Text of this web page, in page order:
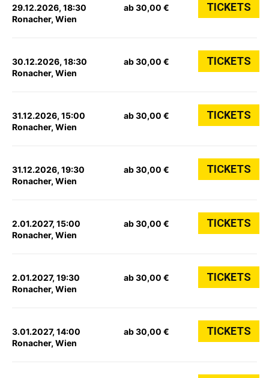
29.12.2026, 18:30
Ronacher, Wien
ab 30,00 € TICKETS
30.12.2026, 18:30
Ronacher, Wien
ab 30,00 € TICKETS
31.12.2026, 15:00
Ronacher, Wien
ab 30,00 € TICKETS
31.12.2026, 19:30
Ronacher, Wien
ab 30,00 € TICKETS
2.01.2027, 15:00
Ronacher, Wien
ab 30,00 € TICKETS
2.01.2027, 19:30
Ronacher, Wien
ab 30,00 € TICKETS
3.01.2027, 14:00
Ronacher, Wien
ab 30,00 € TICKETS